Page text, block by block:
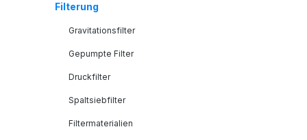
Filterung
Gravitationsfilter
Gepumpte Filter
Druckfilter
Spaltsiebfilter
Filtermaterialien